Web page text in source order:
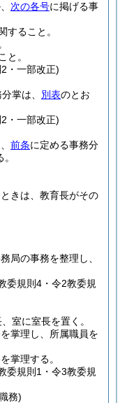
次の各号に掲げる事
すること。
と。
・一部改正)
掌は、 別表のとお
・一部改正)
前条に定める事務分
きは、教育長がその
局の事務を整理し、
委規則4・令2教委規
室に室長を置く。
掌理し、所属職員を
掌理する。
委規則1・令3教委規
務)